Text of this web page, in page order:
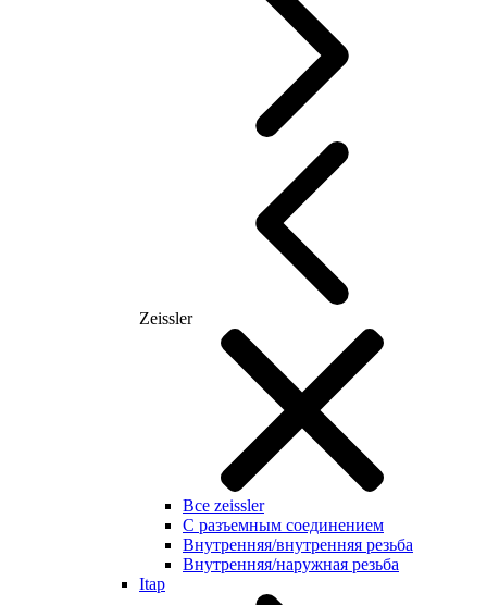
Zeissler
Все zeissler
С разъемным соединением
Внутренняя/внутренняя резьба
Внутренняя/наружная резьба
Itap